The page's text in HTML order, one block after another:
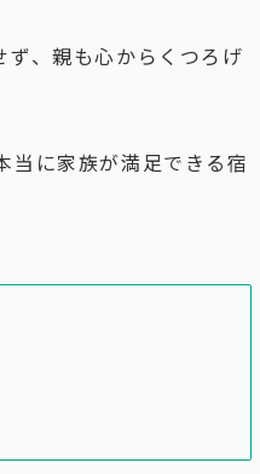
、親も心からくつろげ
当に家族が満足できる宿